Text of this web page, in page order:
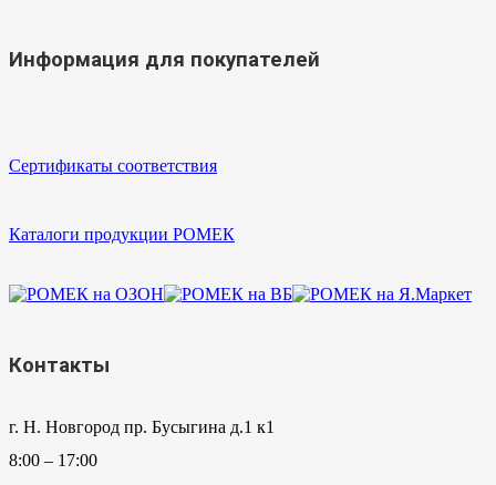
Информация для покупателей
Сертификаты соответствия
Каталоги продукции РОМЕК
Контакты
г. Н. Новгород пр. Бусыгина д.1 к1
8:00 – 17:00